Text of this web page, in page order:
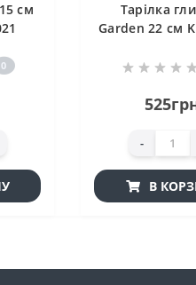
см
0
Тарілка
Garden 22 см
-
В